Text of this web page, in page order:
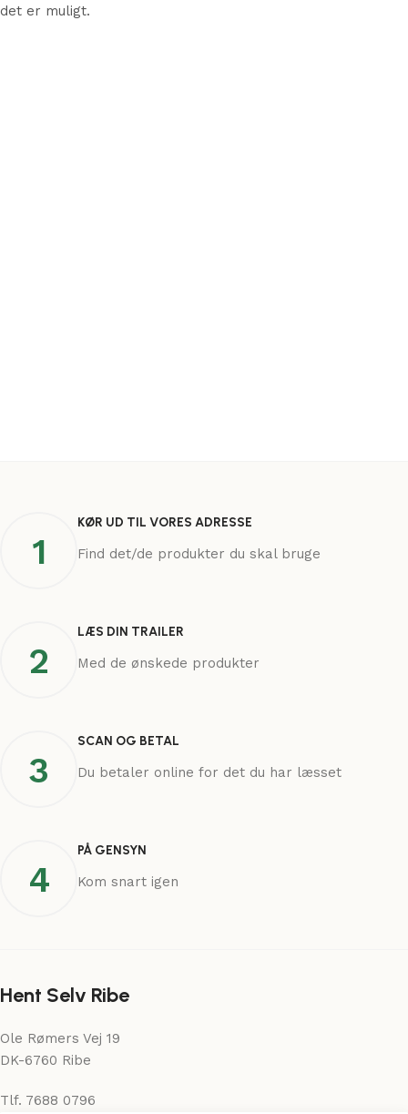
det er muligt.
1
KØR UD TIL VORES ADRESSE
Find det/de produkter du skal bruge
2
LÆS DIN TRAILER
Med de ønskede produkter
3
SCAN OG BETAL
Du betaler online for det du har læsset
4
PÅ GENSYN
Kom snart igen
Hent Selv Ribe
Ole Rømers Vej 19
DK-6760 Ribe
Tlf. 7688 0796